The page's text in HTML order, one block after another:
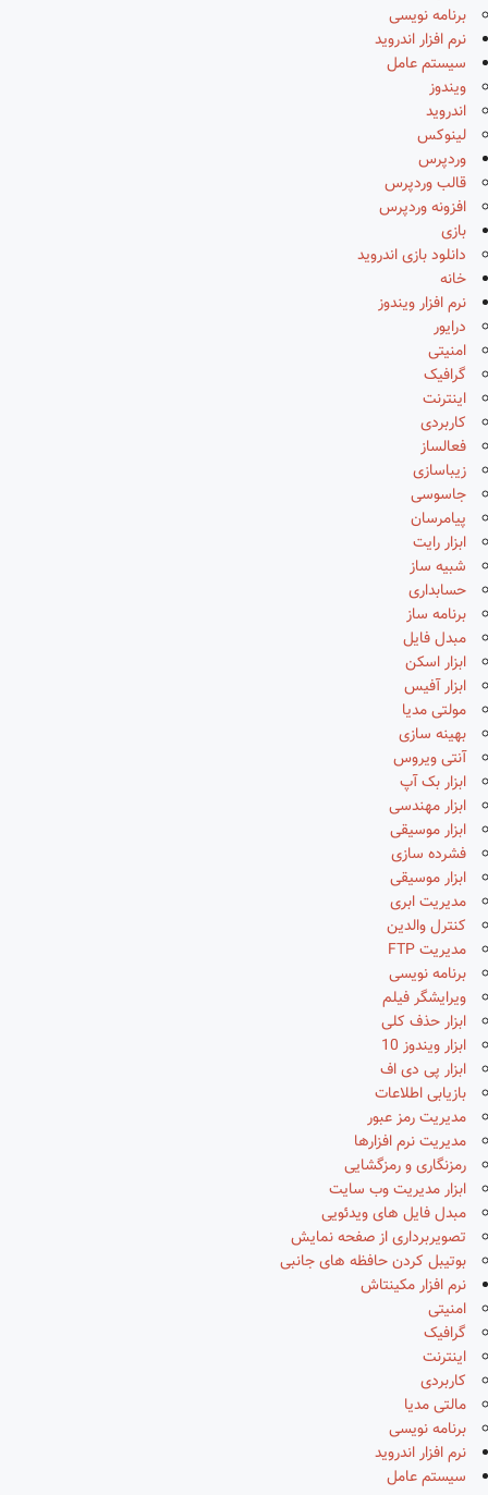
برنامه نویسی
نرم افزار اندروید
سیستم عامل
ویندوز
اندروید
لینوکس
وردپرس
قالب وردپرس
افزونه وردپرس
بازی
دانلود بازی اندروید
خانه
نرم افزار ویندوز
درایور
امنیتی
گرافیک
اینترنت
کاربردی
فعالساز
زیباسازی
جاسوسی
پیامرسان
ابزار رایت
شبیه ساز
حسابداری
برنامه ساز
مبدل فایل
ابزار اسکن
ابزار آفیس
مولتی مدیا
بهینه سازی
آنتی ویروس
ابزار بک آپ
ابزار مهندسی
ابزار موسیقی
فشرده سازی
ابزار موسیقی
مدیریت ابری
کنترل والدین
مدیریت FTP
برنامه نویسی
ویرایشگر فیلم
ابزار حذف کلی
ابزار ویندوز 10
ابزار پی دی اف
بازیابی اطلاعات
مدیریت رمز عبور
مدیریت نرم افزارها
رمزنگاری و رمزگشایی
ابزار مدیریت وب سایت
مبدل فایل های ویدئویی
تصویربرداری از صفحه نمایش
بوتیبل کردن حافظه های جانبی
نرم افزار مکینتاش
امنیتی
گرافیک
اینترنت
کاربردی
مالتی مدیا
برنامه نویسی
نرم افزار اندروید
سیستم عامل